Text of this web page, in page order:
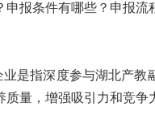
申报条件有哪些？申报流
业是指深度参与湖北产教
量，增强吸引力和竞